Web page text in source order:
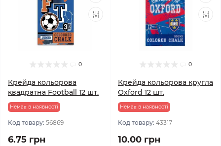
0
Крейда кольорова
квадратна Football 12 шт.
Немає в наявності
Код товару: 56869
6.75 грн
0
Крейда кольорова кругла
Oxford 12 шт.
Немає в наявності
Код товару: 43317
10.00 грн